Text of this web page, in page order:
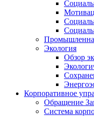
Экология
Обзор
Корпоративное
Обращение
Система